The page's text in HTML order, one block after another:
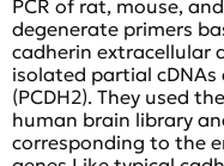
PCR of rat, mouse,
degenerate primers
cadherin extracellular
isolated partial
(PCDH2). They used
human brain library
corresponding to the